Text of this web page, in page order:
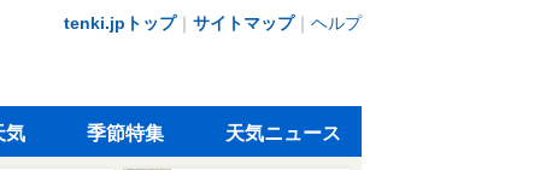
tenki.jpトップ｜ サイトマップ｜ ヘルプ
気 季節特集 天気ニュース